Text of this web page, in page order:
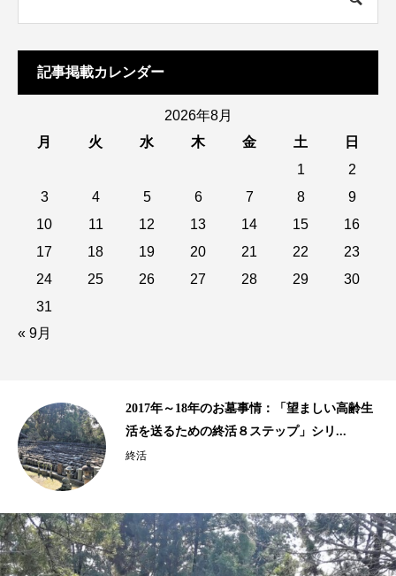
記事掲載カレンダー
2026年8月
月
火 水 木 金 土
日
1
2
3
4 5 6 7 8
9
10
11 12 13 14 15
16
17
18 19 20 21 22
23
24
25 26 27 28 29
30
31
« 9月
10年以上の歴史がある樹木葬、海洋散骨｜
2015年、2016年の終活ビジネス事情...
終活